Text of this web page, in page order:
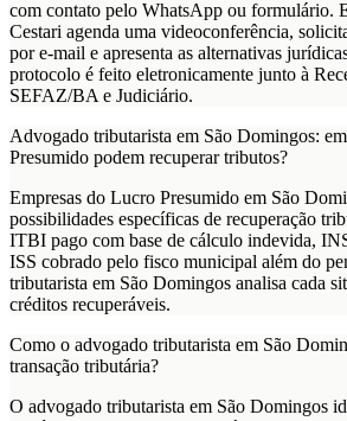
com contato pelo WhatsApp ou formulário.
Cestari agenda uma videoconferência,
por e-mail e apresenta as alternativas
protocolo é feito eletronicamente junto à
SEFAZ/BA e Judiciário.
Advogado tributarista em São Domingos:
Presumido podem recuperar tributos?
Empresas do Lucro Presumido em São
possibilidades específicas de recuperação
ITBI pago com base de cálculo indevida,
ISS cobrado pelo fisco municipal além do
tributarista em São Domingos analisa cada
créditos recuperáveis.
Como o advogado tributarista em São
transação tributária?
O advogado tributarista em São Domingos